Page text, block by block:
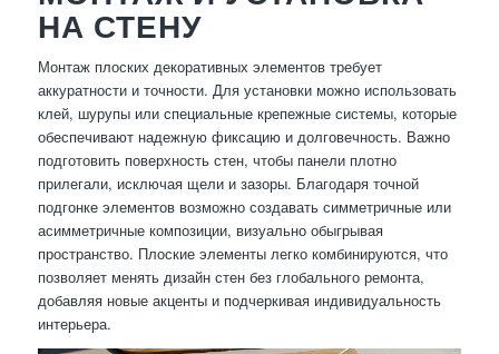
НА СТЕНУ
Монтаж плоских декоративных элементов требует
аккуратности и точности. Для установки можно использовать
клей, шурупы или специальные крепежные системы, которые
обеспечивают надежную фиксацию и долговечность. Важно
подготовить поверхность стен, чтобы панели плотно
прилегали, исключая щели и зазоры. Благодаря точной
подгонке элементов возможно создавать симметричные или
асимметричные композиции, визуально обыгрывая
пространство. Плоские элементы легко комбинируются, что
позволяет менять дизайн стен без глобального ремонта,
добавляя новые акценты и подчеркивая индивидуальность
интерьера.